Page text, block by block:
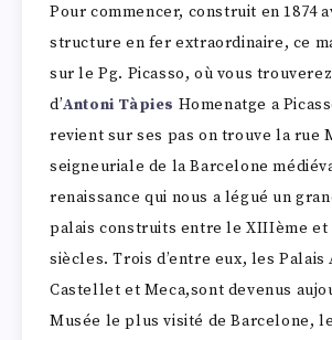
Pour commencer, construit en 1874
structure en fer extraordinaire, ce
sur le Pg. Picasso, où vous
d’Antoni Tàpies Homenatge a
revient sur ses pas on trouve la rue
seigneuriale de la Barcelone
renaissance qui nous a légué un
palais construits entre le XIIIème et
siècles. Trois d’entre eux, les Palais
Castellet et Meca,sont devenus
Musée le plus visité de Barcelone, le